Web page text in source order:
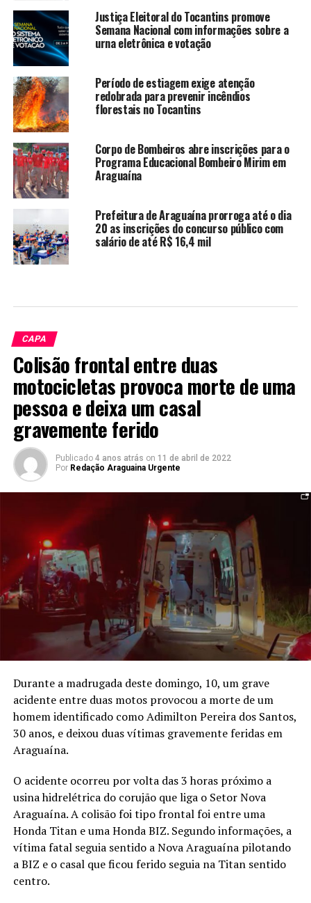
Justiça Eleitoral do Tocantins promove
Semana Nacional com informações sobre a
urna eletrônica e votação
Período de estiagem exige atenção
redobrada para prevenir incêndios
florestais no Tocantins
Corpo de Bombeiros abre inscrições para o
Programa Educacional Bombeiro Mirim em
Araguaína
Prefeitura de Araguaína prorroga até o dia
20 as inscrições do concurso público com
salário de até R$ 16,4 mil
CAPA
Colisão frontal entre duas
motocicletas provoca morte de uma
pessoa e deixa um casal
gravemente ferido
Publicado 4 anos atrás on 11 de abril de 2022
Por Redação Araguaina Urgente
Durante a madrugada deste domingo, 10, um grave
acidente entre duas motos provocou a morte de um
homem identificado como Adimilton Pereira dos Santos,
30 anos, e deixou duas vítimas gravemente feridas em
Araguaína.
O acidente ocorreu por volta das 3 horas próximo a
usina hidrelétrica do corujão que liga o Setor Nova
Araguaína. A colisão foi tipo frontal foi entre uma
Honda Titan e uma Honda BIZ. Segundo informações, a
vítima fatal seguia sentido a Nova Araguaína pilotando
a BIZ e o casal que ficou ferido seguia na Titan sentido
centro.